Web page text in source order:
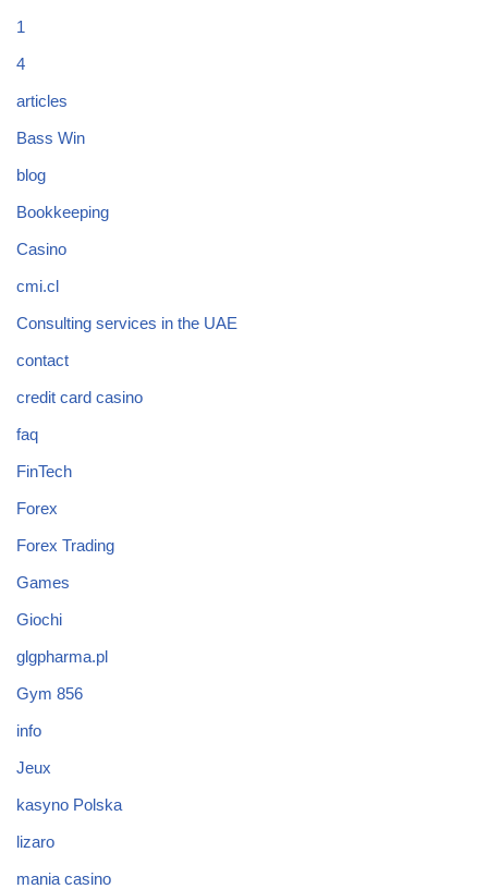
1
4
articles
Bass Win
blog
Bookkeeping
Casino
cmi.cl
Consulting services in the UAE
contact
credit card casino
faq
FinTech
Forex
Forex Trading
Games
Giochi
glgpharma.pl
Gym 856
info
Jeux
kasyno Polska
lizaro
mania casino